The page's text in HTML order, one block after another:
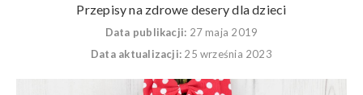
Przepisy na zdrowe desery dla dzieci
Data publikacji: 27 maja 2019
Data aktualizacji: 25 września 2023